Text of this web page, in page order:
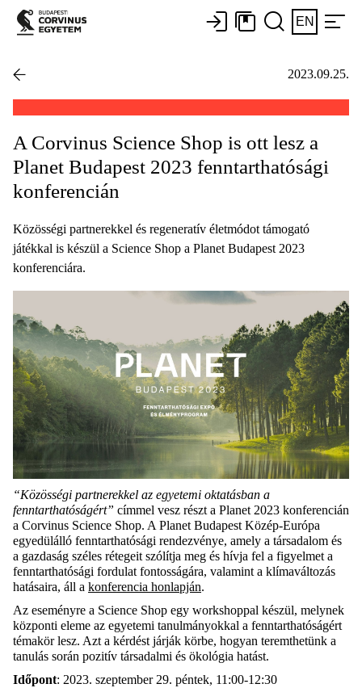
EN
2023.09.25.
A Corvinus Science Shop is ott lesz a
Planet Budapest 2023 fenntarthatósági
konferencián
Közösségi partnerekkel és regeneratív életmódot támogató
játékkal is készül a Science Shop a Planet Budapest 2023
konferenciára.
“Közösségi partnerekkel az egyetemi oktatásban a
fenntarthatóságért” címmel vesz részt a Planet 2023 konferencián
a Corvinus Science Shop. A Planet Budapest Közép-Európa
egyedülálló fenntarthatósági rendezvénye, amely a társadalom és
a gazdaság széles rétegeit szólítja meg és hívja fel a figyelmet a
fenntarthatósági fordulat fontosságára, valamint a klímaváltozás
hatásaira, áll a konferencia honlapján.
Az eseményre a Science Shop egy workshoppal készül, melynek
központi eleme az egyetemi tanulmányokkal a fenntarthatóságért
témakör lesz. Azt a kérdést járják körbe, hogyan teremthetünk a
tanulás során pozitív társadalmi és ökológia hatást.
Időpont: 2023. szeptember 29. péntek, 11:00-12:30